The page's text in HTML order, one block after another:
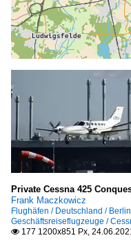
Private Cessna 425
Frank Maczkowicz
Flughäfen / Deutschland /
Geschäftsreiseflugzeuge /
 177 1200x851 Px,